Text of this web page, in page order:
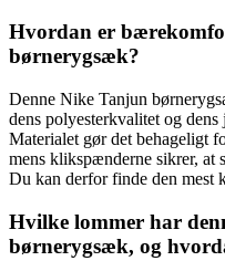
Hvordan er
børnerygsæk?
Denne Nike Tanjun
dens polyesterkvalitet og
Materialet gør det behageligt
mens klikspænderne sikrer, at
Du kan derfor finde den mest
Hvilke lommer har
børnerygsæk, og